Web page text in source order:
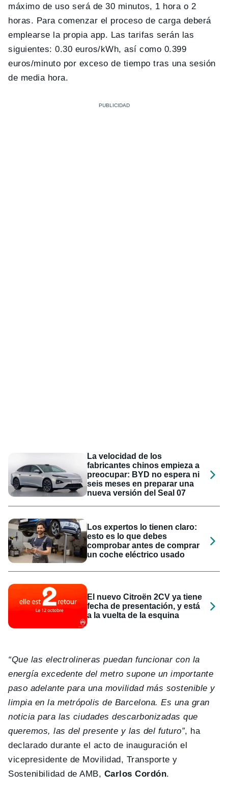
máximo de uso será de 30 minutos, 1 hora o 2
horas. Para comenzar el proceso de carga deberá
emplearse la propia app. Las tarifas serán las
siguientes: 0.30 euros/kWh, así como 0.399
euros/minuto por exceso de tiempo tras una sesión
de media hora.
La velocidad de los
fabricantes chinos empieza a
preocupar: BYD no espera ni
seis meses en preparar una
nueva versión del Seal 07
Los expertos lo tienen claro:
esto es lo que debes
comprobar antes de comprar
un coche eléctrico usado
El nuevo Citroën 2CV ya tiene
fecha de presentación, y está
a la vuelta de la esquina
“Que las electrolineras puedan funcionar con la
energía excedente del metro supone un importante
paso adelante para una movilidad más sostenible y
limpia en la metrópolis de Barcelona. Es una gran
noticia para las ciudades descarbonizadas que
queremos, las del presente y las del futuro”, ha
declarado durante el acto de inauguración el
vicepresidente de Movilidad, Transporte y
Sostenibilidad de AMB, Carlos Cordón.